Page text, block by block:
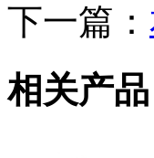
下一篇：
相关产品